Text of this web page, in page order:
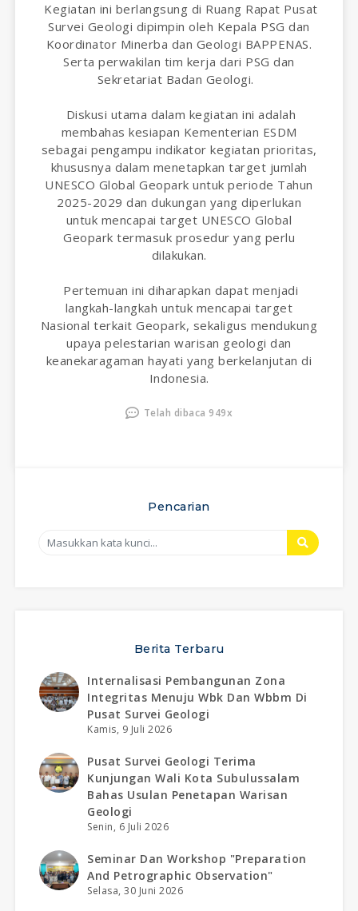
Kegiatan ini berlangsung di Ruang Rapat Pusat
Survei Geologi dipimpin oleh Kepala PSG dan
Koordinator Minerba dan Geologi BAPPENAS.
Serta perwakilan tim kerja dari PSG dan
Sekretariat Badan Geologi.
Diskusi utama dalam kegiatan ini adalah
membahas kesiapan Kementerian ESDM
sebagai pengampu indikator kegiatan prioritas,
khususnya dalam menetapkan target jumlah
UNESCO Global Geopark untuk periode Tahun
2025-2029 dan dukungan yang diperlukan
untuk mencapai target UNESCO Global
Geopark termasuk prosedur yang perlu
dilakukan.
Pertemuan ini diharapkan dapat menjadi
langkah-langkah untuk mencapai target
Nasional terkait Geopark, sekaligus mendukung
upaya pelestarian warisan geologi dan
keanekaragaman hayati yang berkelanjutan di
Indonesia.
Telah dibaca 949x
Pencarian
Berita Terbaru
Internalisasi Pembangunan Zona
Integritas Menuju Wbk Dan Wbbm Di
Pusat Survei Geologi
Kamis, 9 Juli 2026
Pusat Survei Geologi Terima
Kunjungan Wali Kota Subulussalam
Bahas Usulan Penetapan Warisan
Geologi
Senin, 6 Juli 2026
Seminar Dan Workshop "preparation
And Petrographic Observation"
Selasa, 30 Juni 2026